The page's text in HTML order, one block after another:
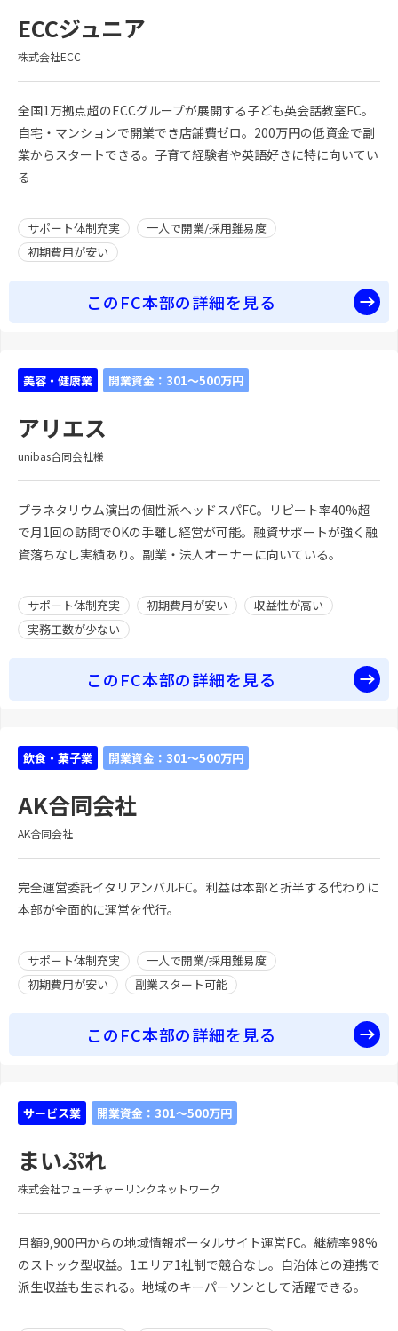
ECCジュニア
株式会社ECC
全国1万拠点超のECCグループが展開する子ども英会話教室FC。
自宅・マンションで開業でき店舗費ゼロ。200万円の低資金で副
業からスタートできる。子育て経験者や英語好きに特に向いてい
る
サポート体制充実
一人で開業/採用難易度
初期費用が安い
このFC本部の詳細を見る
美容・健康業 開業資金：301～500万円
アリエス
unibas合同会社様
プラネタリウム演出の個性派ヘッドスパFC。リピート率40%超
で月1回の訪問でOKの手離し経営が可能。融資サポートが強く融
資落ちなし実績あり。副業・法人オーナーに向いている。
サポート体制充実 初期費用が安い
収益性が高い
実務工数が少ない
このFC本部の詳細を見る
飲食・菓子業 開業資金：301～500万円
AK合同会社
AK合同会社
完全運営委託イタリアンバルFC。利益は本部と折半する代わりに
本部が全面的に運営を代行。
サポート体制充実
一人で開業/採用難易度
初期費用が安い
副業スタート可能
このFC本部の詳細を見る
サービス業 開業資金：301～500万円
まいぷれ
株式会社フューチャーリンクネットワーク
月額9,900円からの地域情報ポータルサイト運営FC。継続率98%
のストック型収益。1エリア1社制で競合なし。自治体との連携で
派生収益も生まれる。地域のキーパーソンとして活躍できる。